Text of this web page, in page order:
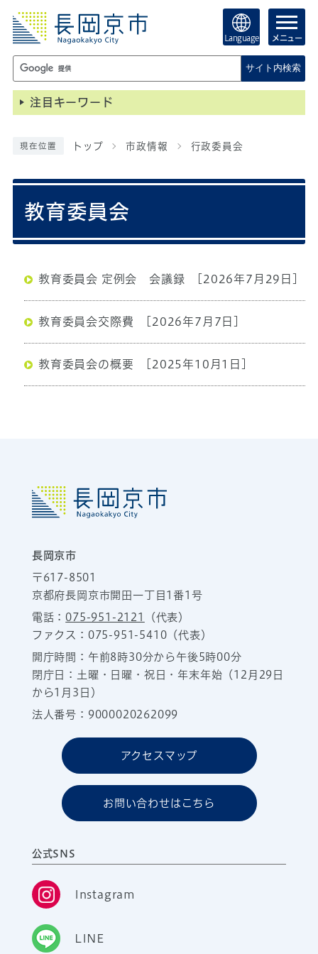
Language メニュー
サイト内検索
注目キーワード
現在位置 トップ 市政情報 行政委員会
教育委員会
教育委員会 定例会 会議録 [2026年7月29日]
教育委員会交際費 [2026年7月7日]
教育委員会の概要 [2025年10月1日]
長岡京市
〒617-8501
京都府長岡京市開田一丁目1番1号
電話：075-951-2121
（代表）
ファクス：075-951-5410（代表）
開庁時間：午前8時30分から午後5時00分
閉庁日：土曜・日曜・祝日・年末年始（12月29日
から1月3日）
法人番号：9000020262099
アクセスマップ
お問い合わせはこちら
公式SNS
Instagram
LINE